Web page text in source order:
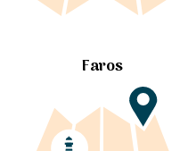
Faros